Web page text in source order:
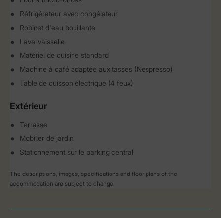
Réfrigérateur avec congélateur
Robinet d'eau bouillante
Lave-vaisselle
Matériel de cuisine standard
Machine à café adaptée aux tasses (Nespresso)
Table de cuisson électrique (4 feux)
Extérieur
Terrasse
Mobilier de jardin
Stationnement sur le parking central
The descriptions, images, specifications and floor plans of the
accommodation are subject to change.